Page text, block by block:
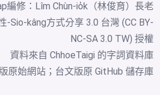
編修：Lîm Chùn-io̍k（林俊育）長老
-Sio-kâng方式分享 3.0 台灣 (CC BY-
NC-SA 3.0 TW) 授權
資料來自 ChhoeTaigi 的字詞資料庫
原始網站； 台文版原 GitHub 儲存庫